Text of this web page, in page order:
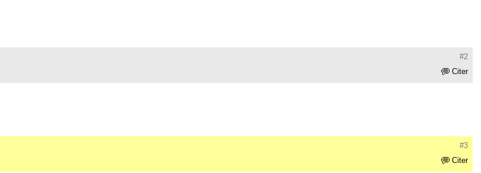
#2
Citer
#3
Citer